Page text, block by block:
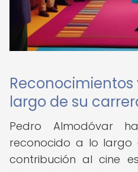
largo de su
Pedro Almodóvar
reconocido a lo
contribución al cine